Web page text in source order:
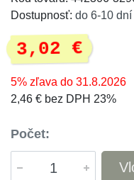
Dostupnosť: do 6-10
3,02 €
5% zľava do 31.8.2026
2,46 € bez DPH 23%
Počet: